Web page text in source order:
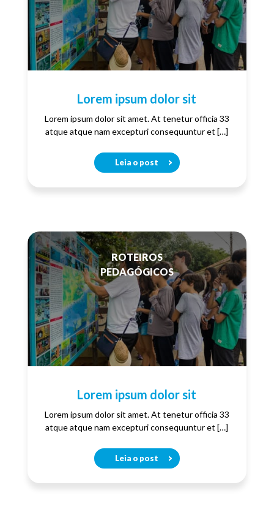
Lorem ipsum dolor sit
Lorem ipsum dolor sit amet. At tenetur officia 33
atque atque nam excepturi consequuntur et […]
Leia o post
ROTEIROS
PEDAGÓGICOS
Lorem ipsum dolor sit
Lorem ipsum dolor sit amet. At tenetur officia 33
atque atque nam excepturi consequuntur et […]
Leia o post